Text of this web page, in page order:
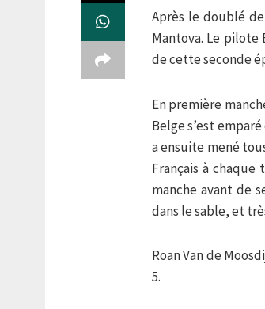
Après le doublé
Mantova. Le pilote
de cette seconde
En première
Belge s’est
a ensuite mené
Français à
manche avant de
dans le sable, et
Roan Van de
5.